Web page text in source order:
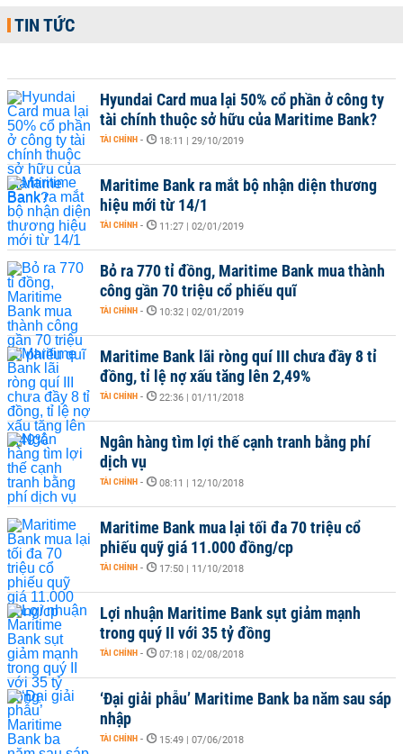
TIN TỨC
Hyundai Card mua lại 50% cổ phần ở công ty
tài chính thuộc sở hữu của Maritime Bank?
TÀI CHÍNH - 18:11 | 29/10/2019
Maritime Bank ra mắt bộ nhận diện thương
hiệu mới từ 14/1
TÀI CHÍNH - 11:27 | 02/01/2019
Bỏ ra 770 tỉ đồng, Maritime Bank mua thành
công gần 70 triệu cổ phiếu quĩ
TÀI CHÍNH - 10:32 | 02/01/2019
Maritime Bank lãi ròng quí III chưa đầy 8 tỉ
đồng, tỉ lệ nợ xấu tăng lên 2,49%
TÀI CHÍNH - 22:36 | 01/11/2018
Ngân hàng tìm lợi thế cạnh tranh bằng phí
dịch vụ
TÀI CHÍNH - 08:11 | 12/10/2018
Maritime Bank mua lại tối đa 70 triệu cổ
phiếu quỹ giá 11.000 đồng/cp
TÀI CHÍNH - 17:50 | 11/10/2018
Lợi nhuận Maritime Bank sụt giảm mạnh
trong quý II với 35 tỷ đồng
TÀI CHÍNH - 07:18 | 02/08/2018
‘Đại giải phẫu’ Maritime Bank ba năm sau sáp
nhập
TÀI CHÍNH - 15:49 | 07/06/2018